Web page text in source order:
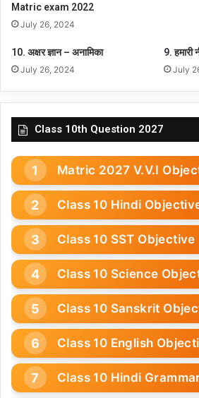
Matric exam 2022
July 26, 2024
10. अक्षर ज्ञान – अनामिका
July 26, 2024
9. हमारी
July
Class 10th Question 2027
Matric 2027 V.V.I
Class 10 Hindi
Class 10 SST Objective
Class 10 Science
Class 10 Sanskrit
Class 10 English
Class 10 Hindi